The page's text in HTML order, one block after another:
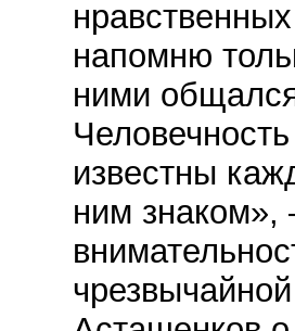
напомню
ними
известны
ним знаком»,